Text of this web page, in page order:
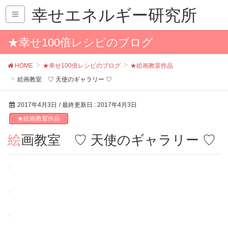
幸せエネルギー研究所
★幸せ100倍レシピのブログ
HOME ★幸せ100倍レシピのブログ
★絵画教室作品
絵画教室 ♡ 天使のギャラリー ♡
2017年4月3日 / 最終更新日 : 2017年4月3日
★絵画教室作品
絵画教室 ♡ 天使のギャラリー ♡
*
*
*